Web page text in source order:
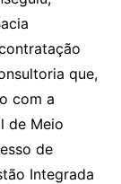
que,
com a
de Meio
de
Integrada